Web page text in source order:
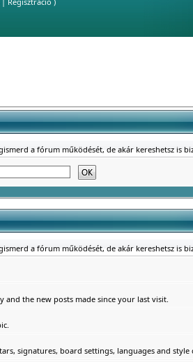
a fórum működését, de akár kereshetsz is
a fórum működését, de akár kereshetsz is
the new posts made since your last visit.
signatures, board settings, languages and style